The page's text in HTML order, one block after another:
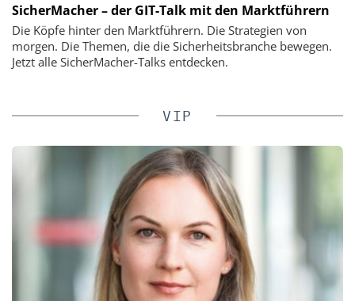
SicherMacher – der GIT-Talk mit den Marktführern
Die Köpfe hinter den Marktführern. Die Strategien von
morgen. Die Themen, die die Sicherheitsbranche bewegen.
Jetzt alle SicherMacher-Talks entdecken.
VIP